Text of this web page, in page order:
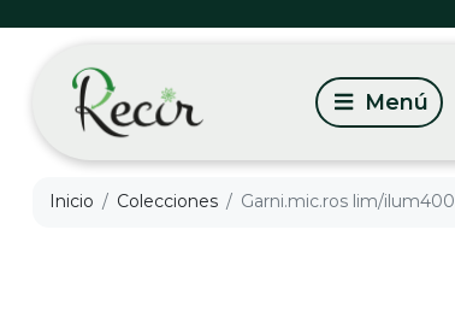
Inicio Colecciones Garni.mic.ros lim/ilum400